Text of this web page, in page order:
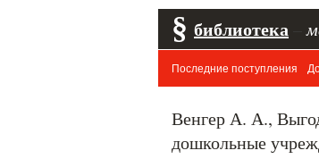
§ библиотека
Последние поступления
Венгер А. А.,
дошкольные